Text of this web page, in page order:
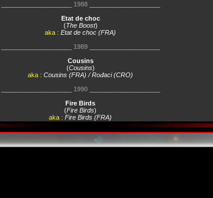
1988____________________
Etat de choc
(The Boost)
aka : Etat de choc (FRA)
1989____________________
Cousins
(Cousins)
aka : Cousins (FRA) / Rođaci (CRO)
1990____________________
Fire Birds
(Fire Birds)
aka : Fire Birds (FRA)
____________________1991____________________
Un baiser avant de mourir